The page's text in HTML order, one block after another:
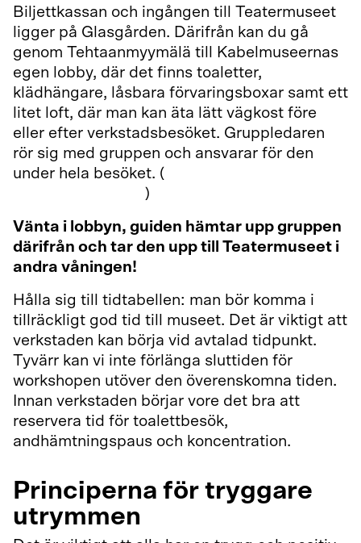
Biljettkassan och ingången till Teatermuseet
ligger på Glasgården. Därifrån kan du gå
genom Tehtaanmyymälä till Kabelmuseernas
egen lobby, där det finns toaletter,
klädhängare, låsbara förvaringsboxar samt ett
litet loft, där man kan äta lätt vägkost före
eller efter verkstadsbesöket. Gruppledaren
rör sig med gruppen och ansvarar för den
under hela besöket. (
)
Vänta i lobbyn, guiden hämtar upp gruppen
därifrån och tar den upp till Teatermuseet i
andra våningen!
Hålla sig till tidtabellen: man bör komma i
tillräckligt god tid till museet. Det är viktigt att
verkstaden kan börja vid avtalad tidpunkt.
Tyvärr kan vi inte förlänga sluttiden för
workshopen utöver den överenskomna tiden.
Innan verkstaden börjar vore det bra att
reservera tid för toalettbesök,
andhämtningspaus och koncentration.
Principerna för tryggare
utrymmen